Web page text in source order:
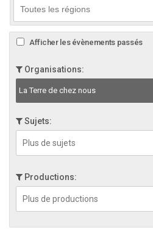
Afficher les évènements passés
Organisations:
La Terre de chez nous
Sujets:
Productions: